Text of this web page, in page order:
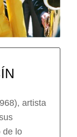
artista
de lo